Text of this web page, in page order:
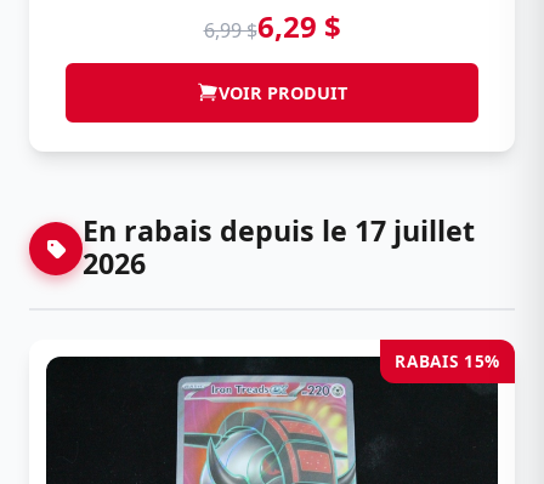
6,99 $6,29 $
VOIR PRODUIT
En rabais depuis le 17 juillet
2026
RABAIS 15%